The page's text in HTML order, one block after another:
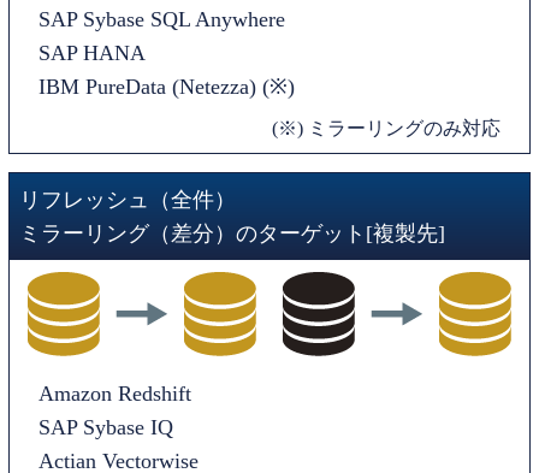
SAP Sybase SQL Anywhere
SAP HANA
IBM PureData (Netezza) (※)
(※) ミラーリングのみ対応
リフレッシュ（全件）
ミラーリング（差分）のターゲット[複製先]
Amazon Redshift
SAP Sybase IQ
Actian Vectorwise